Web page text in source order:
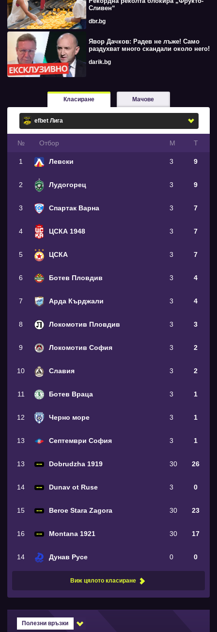
Сливен“
dbr.bg
Явор Дачков: Радев не лъже! Само
раздухват много скандали около него!
darik.bg
Класиране Мачове
№ Oтбор М Т
1 Левски 3 9
2 Лудогорец 3 9
3 Спартак Варна 3 7
4 ЦСКА 1948 3 7
5 ЦСКА 3 7
6 Ботев Пловдив 3 4
7 Арда Кърджали 3 4
8 Локомотив Пловдив 3 3
9 Локомотив София 3 2
10 Славия 3 2
11 Ботев Враца 3 1
12 Черно море 3 1
13 Септември София 3 1
13 Dobrudzha 1919 30 26
14 Dunav ot Ruse 3 0
15 Beroe Stara Zagora 30 23
16 Montana 1921 30 17
14 Дунав Русе 0 0
Виж цялото класиране
Полезни връзки